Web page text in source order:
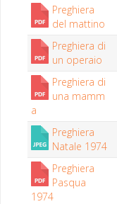
Preghiera
del mattino
Preghiera di
un operaio
Preghiera di
una mamm
a
Preghiera
Natale 1974
Preghiera
Pasqua
1974